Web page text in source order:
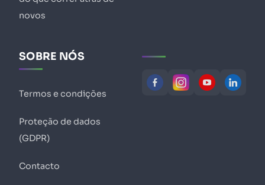
novos
SOBRE NÓS
Termos e condições
Proteção de dados
(GDPR)
Contacto